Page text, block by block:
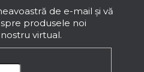
de e-mail şi vă
produsele noi
virtual.